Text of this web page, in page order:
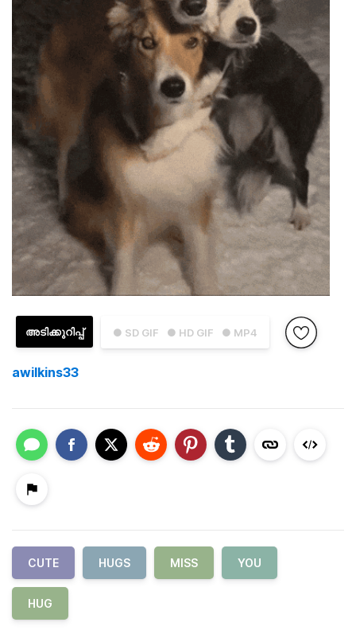
● SD GIF ● HD GIF ● MP4
അടിക്കുറിപ്പ്
awilkins33
CUTE HUGS MISS YOU
HUG